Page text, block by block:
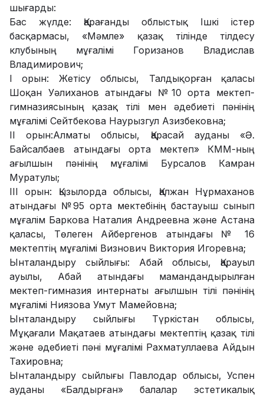
шығарды:
Бас жүлде: Қарағанды облыстық Ішкі істер
басқармасы, «Мәмле» қазақ тілінде тілдесу
клубының мұғалімі Горизанов Владислав
Владимирович;
І орын: Жетісу облысы, Талдықорған қаласы
Шоқан Уәлиханов атындағы №10 орта мектеп-
гимназиясының қазақ тілі мен әдебиеті пәнінің
мұғалімі Сейтбекова Наурызгул Азизбековна;
ІІ орын:Алматы облысы, Қарасай ауданы «Ә.
Байсалбаев атындағы орта мектеп» КММ-ның
ағылшын пәнінің мұғалімі Бурсалов Камран
Муратулы;
ІІІ орын: Қызылорда облысы, Қалжан Нұрмаханов
атындағы №95 орта мектебінің бастауыш сынып
мұғалім Баркова Наталия Андреевна және Астана
қаласы, Төлеген Айбергенов атындағы № 16
мектептің мұғалімі Визнович Виктория Игоревна;
Ынталандыру сыйлығы: Абай облысы, Қарауыл
ауылы, Абай атындағы мамандандырылған
мектеп-гимназия интернаты ағылшын тілі пәнінің
мұғалімі Ниязова Умут Мамейовна;
Ынталандыру сыйлығы Түркістан облысы,
Мұқағали Мақатаев атындағы мектептің қазақ тілі
және әдебиеті пәні мұғалімі Рахматуллаева Айдын
Тахировна;
Ынталандыру сыйлығы Павлодар облысы, Успен
ауданы «Балдырған» балалар эстетикалық